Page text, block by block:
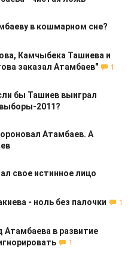
в кошмарном сне?
Камчыбека Ташиева и
заказал Атамбаев"
1
бы Ташиев выиграл
2011?
Атамбаев. А
свое истинное лицо
- ноль без палочки
1
Атамбаева в развитие
1